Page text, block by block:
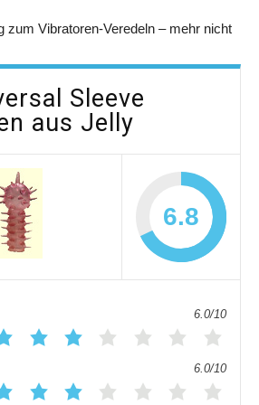
zum Vibratoren-Veredeln – mehr nicht
Sleeve
aus Jelly
6.8
6.0/10
6.0/10